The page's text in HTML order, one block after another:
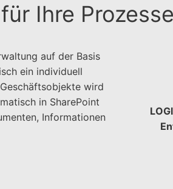
Ihre Prozesse
auf der Basis
ein individuell
wird
in SharePoint
Informationen